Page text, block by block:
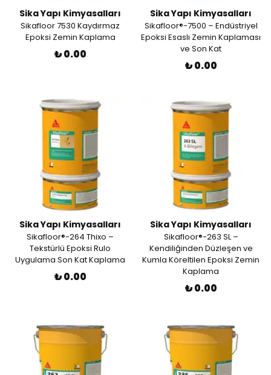
Sika Yapı Kimyasalları
Sikafloor 7530 Kaydırmaz
Epoksi Zemin Kaplama
₺ 0.00
Sika Yapı Kimyasalları
Sikafloor®-7500 – Endüstriyel
Epoksi Esaslı Zemin Kaplaması
ve Son Kat
₺ 0.00
Sika Yapı Kimyasalları
Sikafloor®-264 Thixo –
Tekstürlü Epoksi Rulo
Uygulama Son Kat Kaplama
₺ 0.00
Sika Yapı Kimyasalları
Sikafloor®-263 SL –
Kendiliğinden Düzleşen ve
Kumla Köreltilen Epoksi Zemin
Kaplama
₺ 0.00